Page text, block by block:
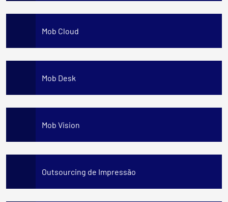
Mob Cloud
Mob Desk
Mob Vision
Outsourcing de Impressão